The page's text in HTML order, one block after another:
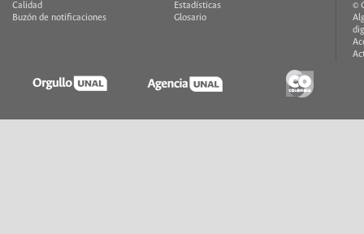
Calidad
Buzón de notificaciones
Estadísticas
Glosario
©